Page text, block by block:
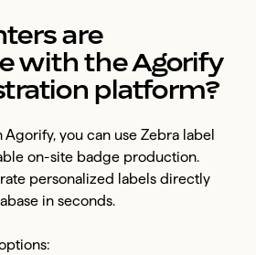
are
with the Agorify
platform?
you can use Zebra label
on-site badge production.
personalized labels directly
in seconds.